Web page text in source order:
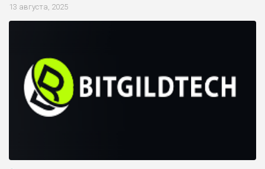
13 августа, 2025